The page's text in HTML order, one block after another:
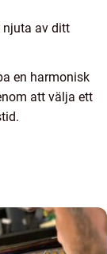
njuta av ditt
en harmonisk
att välja ett